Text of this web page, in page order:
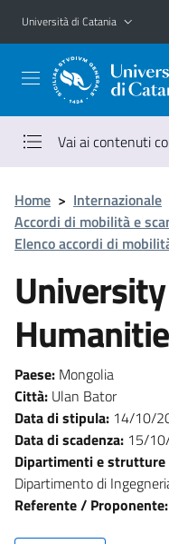
Vai al contenuto principale
Vai al menu di navigazione
Università di Catania
Vai ai contenuti
Home > Internazionale
Accordi di mobilità e
Elenco accordi di
Paese: Mongolia
Città: Ulan Bator
Data di stipula: 14/10/
Data di scadenza: 15/
Dipartimenti e
Dipartimento di
Referente / Proponente: